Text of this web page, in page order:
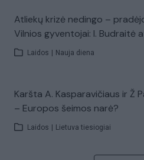
Atliekų krizė nedingo –
Vilnios gyventojai: I. Budraitė
Laidos Nauja diena
Karšta A. Kasparavičiaus ir Ž
– Europos šeimos narė?
Laidos Lietuva tiesiogiai